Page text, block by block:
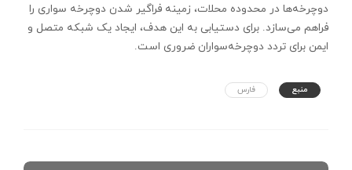
دوچرخه‌ها در محدوده محلات، زمینه فراگیر شدن دوچرخه سواری را
فراهم می‌سازد. برای دستیابی به این هدف، ایجاد یک شبکه متصل و
ایمن برای تردد دوچرخه‌سواران ضروری است.
منبع فارس